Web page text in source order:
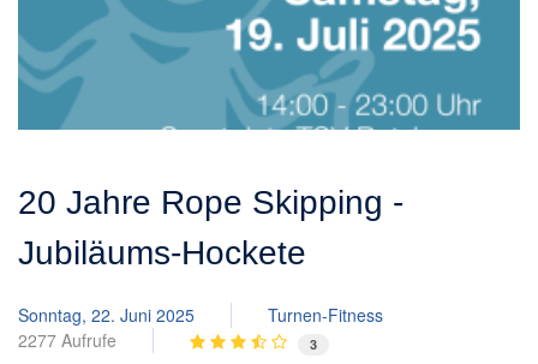
20 Jahre Rope Skipping -
Jubiläums-Hockete
Sonntag, 22. Juni 2025
Turnen-Fitness
2277 Aufrufe
3